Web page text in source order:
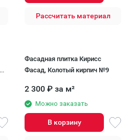
Рассчитать материал
Фасадная плитка Кирисс
Фасад, Колотый кирпич №9
2 300 ₽ за м²
Можно заказать
В корзину